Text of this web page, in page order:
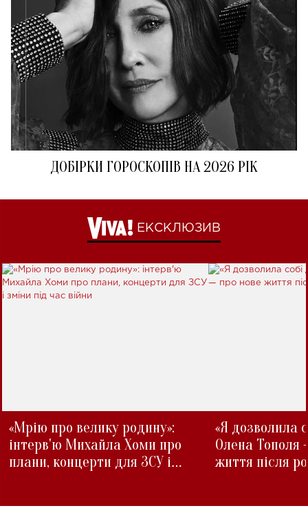
ДОБІРКИ ГОРОСКОПІВ НА 2026 РІК
ЕКСКЛЮЗИВ
«Мрію про велику родину»:
інтерв'ю Михайла Хоми про
плани, концерти для ЗСУ і
«Я дозволила
Олена Тополя
життя після